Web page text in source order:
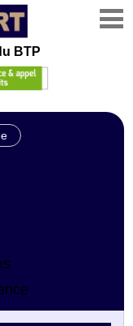
BTP